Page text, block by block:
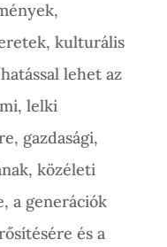
kulturális
lehet az
lelki
gazdasági,
közéleti
a generációk
és a